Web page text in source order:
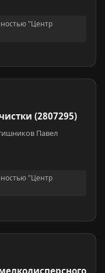
"Центр
(2807295)
Павел
"Центр